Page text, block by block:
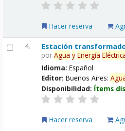
Hacer reserva
4. Estación
porAgua y Energía
Idioma:Español
Editor:Buenos Aires:
Disponibilidad: Ítems
Hacer reserva